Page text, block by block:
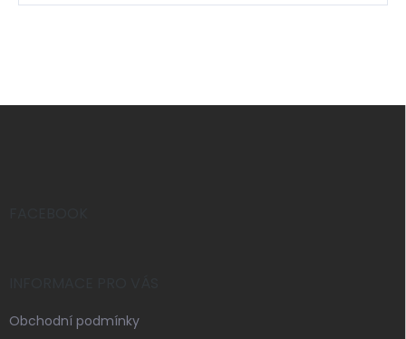
Obchodní podmínky